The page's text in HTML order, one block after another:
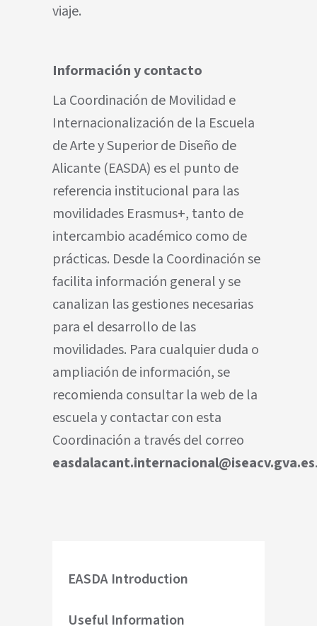
viaje.
Información y contacto
La Coordinación de Movilidad e
Internacionalización de la Escuela
de Arte y Superior de Diseño de
Alicante (EASDA) es el punto de
referencia institucional para las
movilidades Erasmus+, tanto de
intercambio académico como de
prácticas. Desde la Coordinación se
facilita información general y se
canalizan las gestiones necesarias
para el desarrollo de las
movilidades. Para cualquier duda o
ampliación de información, se
recomienda consultar la web de la
escuela y contactar con esta
Coordinación a través del correo
easdalacant.internacional@iseacv.gva.es.
EASDA Introduction
Useful Information